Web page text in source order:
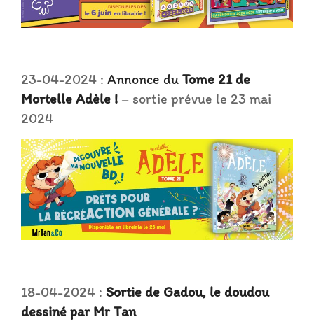
23-04-2024 : Annonce du Tome 21 de
Mortelle Adèle ! – sortie prévue le 23 mai
2024
18-04-2024 : Sortie de Gadou, le doudou
dessiné par Mr Tan